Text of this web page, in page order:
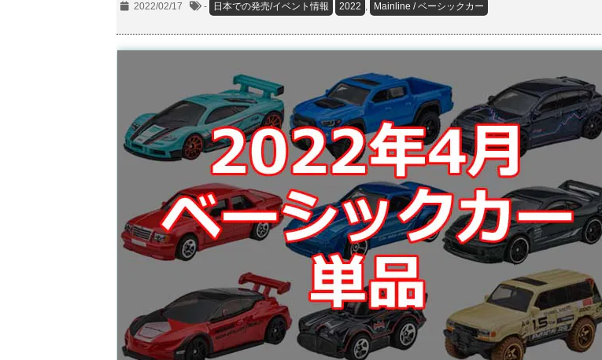
2022/02/17 - 日本での発売/イベント情報 2022 , Mainline / ベーシックカー